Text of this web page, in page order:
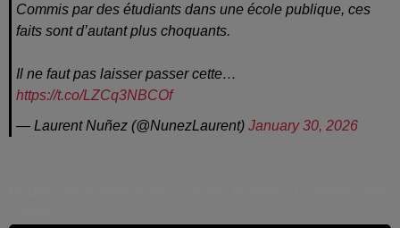
Commis par des étudiants dans une école publique, ces
faits sont d’autant plus choquants.
Il ne faut pas laisser passer cette…
https://t.co/LZCq3NBCOf
— Laurent Nuñez (@NunezLaurent) January 30, 2026